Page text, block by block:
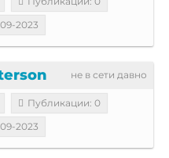
2023
не в сети давно
Публикации: 0
2023